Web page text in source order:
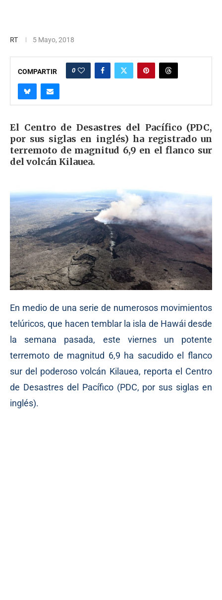
RT 5 Mayo, 2018
COMPARTIR 0
El Centro de Desastres del Pacífico (PDC,
por sus siglas en inglés) ha registrado un
terremoto de magnitud 6,9 en el flanco sur
del volcán Kilauea.
En medio de una serie de numerosos movimientos
telúricos, que hacen temblar la isla de Hawái desde
la semana pasada, este viernes un potente
terremoto de magnitud 6,9 ha sacudido el flanco
sur del poderoso volcán Kilauea, reporta el Centro
de Desastres del Pacífico (PDC, por sus siglas en
inglés).